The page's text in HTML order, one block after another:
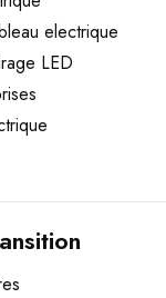
electrique
LED